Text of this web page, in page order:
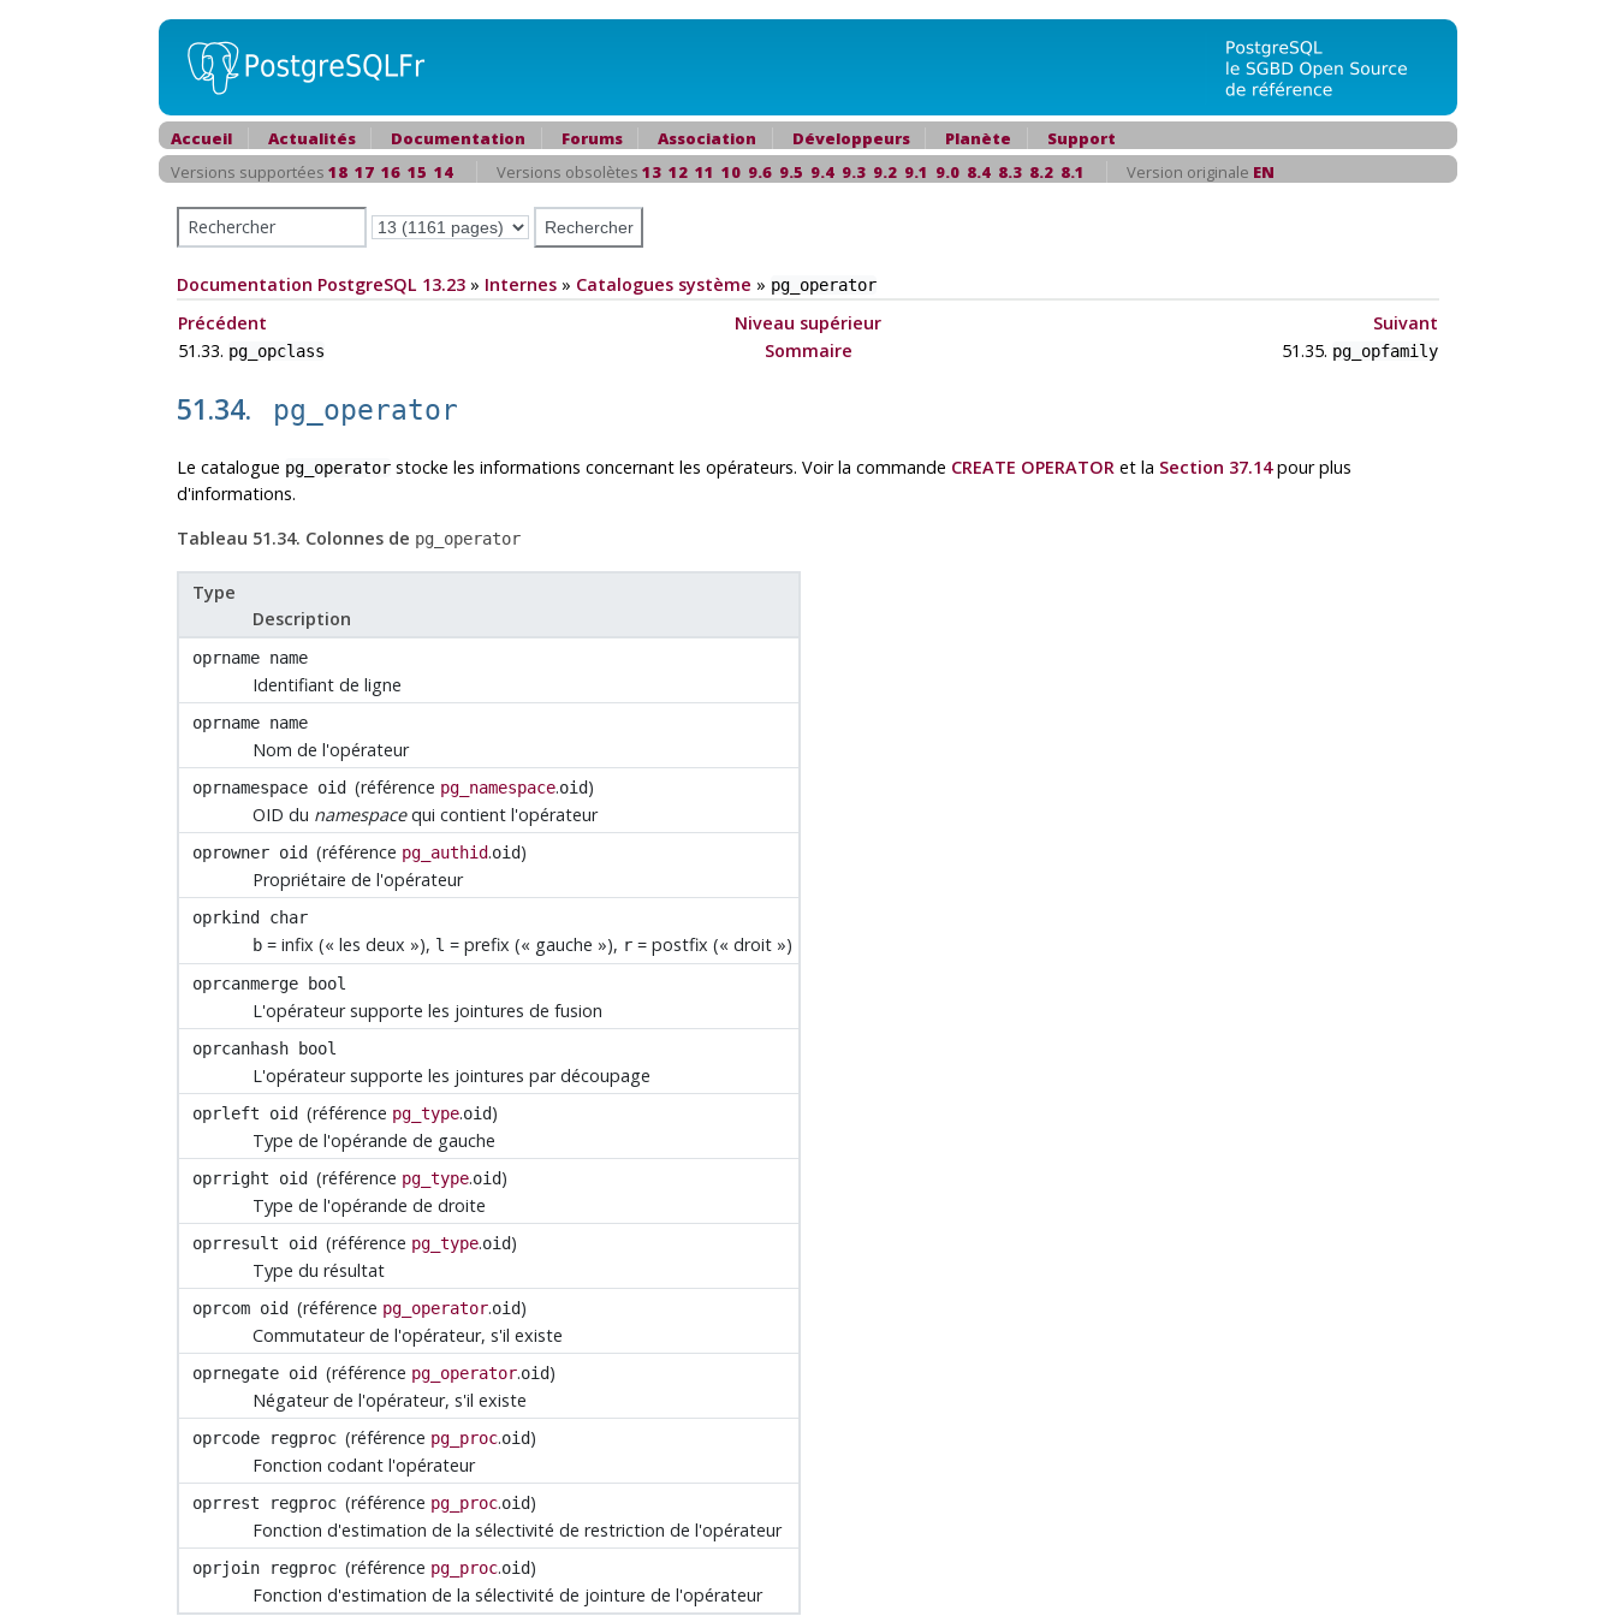
Accueil Actualités Documentation Forums Association Développeurs Planète
Support
Versions supportées 18 17 16 15 14 Versions obsolètes 13 12 11 10 9.6 9.5 9.4 9.3 9.2 9.1 9.0 8.4 8.3 8.2 8.1 Version originale EN
Documentation PostgreSQL 13.23 » Internes » Catalogues système » pg_operator
Précédent Niveau supérieur
Suivant
51.33. pg_opclass Sommaire 51.35. pg_opfamily
51.34. pg_operator
Le catalogue pg_operator stocke les informations concernant les opérateurs. Voir la commande CREATE OPERATOR et la Section 37.14pour plus
d'informations.
Tableau 51.34. Colonnes de pg_operator
Type
Description
oprname name
Identifiant de ligne
oprname name
Nom de l'opérateur
oprnamespace oid (référence pg_namespace.oid)
OID du namespacequi contient l'opérateur
oprowner oid (référence pg_authid.oid)
Propriétaire de l'opérateur
oprkind
char
b = infix («les deux »), l = prefix (« gauche »), r = postfix («droit »)
oprcanmerge bool
L'opérateur supporte les jointures de fusion
oprcanhash bool
L'opérateur supporte les jointures par découpage
oprleft oid (référence pg_type.oid)
Type de l'opérande de gauche
oprright oid (référence pg_type.oid)
Type de l'opérande de droite
oprresult oid (référence pg_type.oid)
Type du résultat
oprcom oid (référence pg_operator.oid)
Commutateur de l'opérateur, s'il existe
oprnegate oid (référence pg_operator.oid)
Négateur de l'opérateur, s'il existe
oprcode regproc (référence pg_proc.oid)
Fonction codant l'opérateur
oprrest regproc (référence pg_proc.oid)
Fonction d'estimation de la sélectivité de restriction de l'opérateur
oprjoin regproc (référence pg_proc.oid)
Fonction d'estimation de la sélectivité de jointure de l'opérateur